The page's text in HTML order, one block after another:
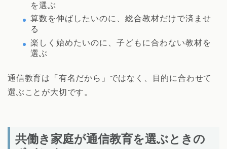
を選ぶ
算数を伸ばしたいのに、総合教材だけで済ませ
る
楽しく始めたいのに、子どもに合わない教材を
選ぶ
通信教育は「有名だから」ではなく、目的に合わせて
選ぶことが大切です。
共働き家庭が通信教育を選ぶときの